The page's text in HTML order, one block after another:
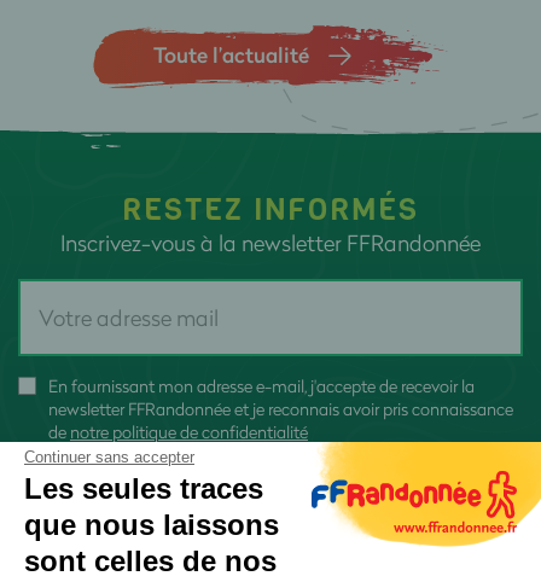
Toute l’actualité
RESTEZ INFORMÉS
Inscrivez-vous à la newsletter FFRandonnée
En fournissant mon adresse e-mail, j'accepte de recevoir la
newsletter FFRandonnée et je reconnais avoir pris connaissance
de notre politique de confidentialité
Continuer sans accepter
Les seules traces
que nous laissons
sont celles de nos